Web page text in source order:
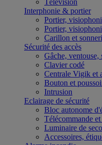
Télévision
Interphonie & portier
Portier,
Portier,
Carillon et
Sécurité des accès
Gâche, ventouse,
Clavier codé
Centrale Vigik et
Bouton et
Intrusion
Eclairage de sécurité
Bloc autonome
Télécommande
Luminaire de
Accessoires,